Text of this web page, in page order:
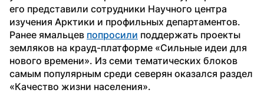
его представили сотрудники Научного центра
изучения Арктики и профильных департаментов.
Ранее ямальцев попросили поддержать проекты
земляков на крауд-платформе «Сильные идеи для
нового времени». Из семи тематических блоков
самым популярным среди северян оказался раздел
«Качество жизни населения».